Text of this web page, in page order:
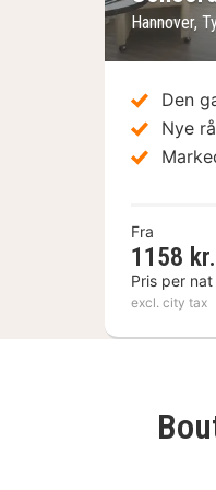
Hannover,
Den
Nye
Fra
1158 kr.
Pris per
excl. city tax